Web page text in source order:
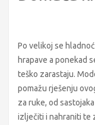
Po velikoj se
hrapave a ponekad
teško zarastaju.
pomažu rješenju
za ruke, od
izlječiti i nahraniti te